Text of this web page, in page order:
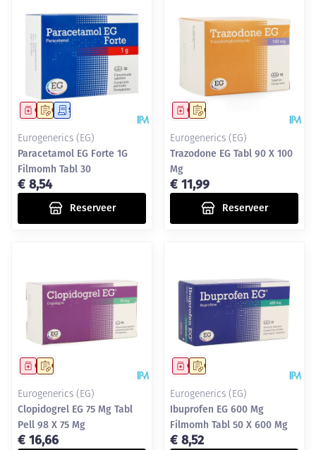
Op voorschrift
GeneesmiddelSchriftelijke aanvraag
Eurogenerics (EG)
Paracetamol EG Forte 1G
Filmomh Tabl 30
€ 8,54
Reserveer
Op voorschrift
Geneesmiddel
Eurogenerics (EG)
Trazodone EG Tabl 90 X 100
Mg
€ 11,99
Reserveer
Op voorschrift
Geneesmiddel
Eurogenerics (EG)
Clopidogrel EG 75 Mg Tabl
Pell 98 X 75 Mg
€ 16,66
Op voorschrift
Geneesmiddel
Eurogenerics (EG)
Ibuprofen EG 600 Mg
Filmomh Tabl 50 X 600 Mg
€ 8,52